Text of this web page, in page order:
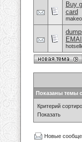
Buy
card
Показаны темы
Критерий
Показать
Новые